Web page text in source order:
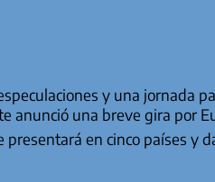
y una jornada
anunció una breve gira por
presentará en cinco países y